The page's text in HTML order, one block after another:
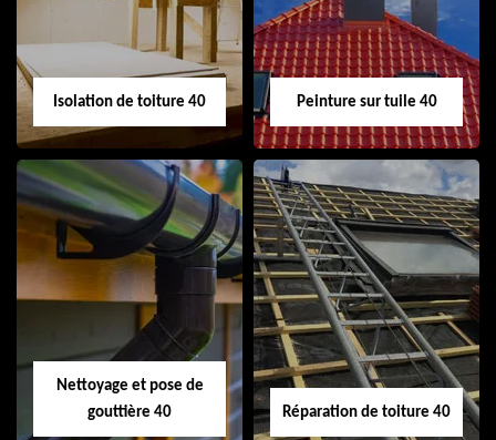
toiture 40
Isolation de toiture 40
Isolation de toiture
40
Peinture sur tuile 40
Peinture sur tuile
40
Nettoyage et pose de
gouttière 40
Réparation de toiture 40